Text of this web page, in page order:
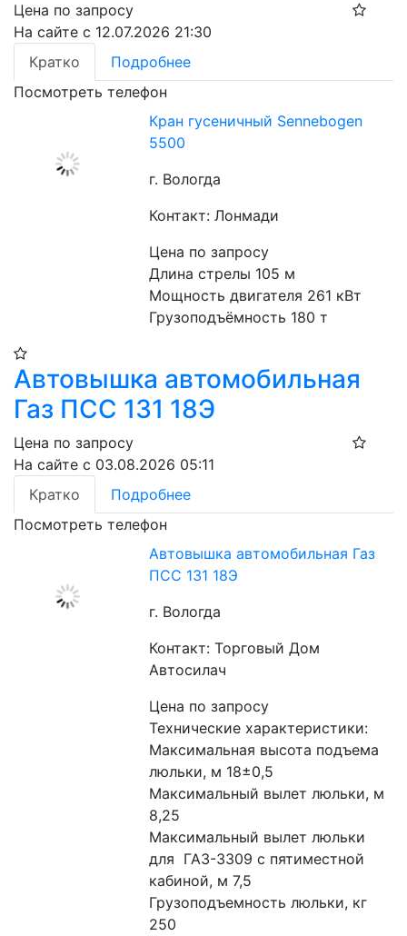
Цена по запросу
На сайте с 12.07.2026 21:30
Кратко
Подробнее
Посмотреть телефон
Кран гусеничный Sennebogen
5500
г. Вологда
Контакт: Лонмади
Цена по запросу
Длина стрелы 105 м
Мощность двигателя 261 кВт
Грузоподъёмность 180 т
Автовышка автомобильная
Газ ПСС 131 18Э
Цена по запросу
На сайте с 03.08.2026 05:11
Кратко
Подробнее
Посмотреть телефон
Автовышка автомобильная Газ
ПСС 131 18Э
г. Вологда
Контакт: Торговый Дом
Автосилач
Цена по запросу
Технические характеристики:
Максимальная высота подъема
люльки, м 18±0,5
Максимальный вылет люльки, м
8,25
Максимальный вылет люльки
для  ГАЗ-3309 с пятиместной
кабиной, м 7,5
Грузоподъемность люльки, кг
250